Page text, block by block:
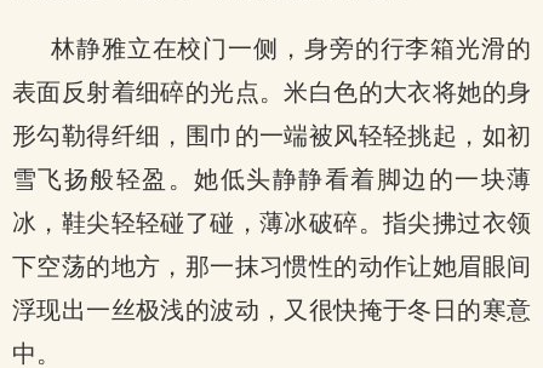
林静雅立在校门一侧，身旁的行李箱光滑的
表面反射着细碎的光点。米白色的大衣将她的身
形勾勒得纤细，围巾的一端被风轻轻挑起，如初
雪飞扬般轻盈。她低头静静看着脚边的一块薄
冰，鞋尖轻轻碰了碰，薄冰破碎。指尖拂过衣领
下空荡的地方，那一抹习惯性的动作让她眉眼间
浮现出一丝极浅的波动，又很快掩于冬日的寒意
中。